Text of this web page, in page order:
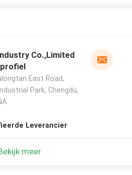
Co.,Limited
East Road,
Park, Chengdu,
Leverancier
meer